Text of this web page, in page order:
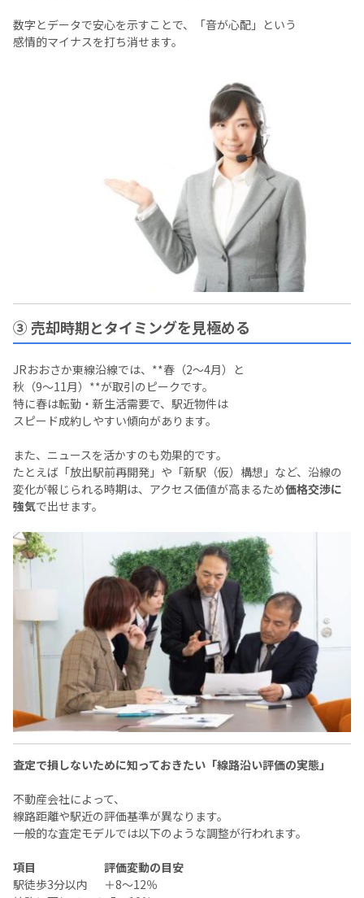
数字とデータで安心を示すことで、「音が心配」という
感情的マイナスを打ち消せます。
③ 売却時期とタイミングを見極める
JRおおさか東線沿線では、**春（2〜4月）と
秋（9〜11月）**が取引のピークです。
特に春は転勤・新生活需要で、駅近物件は
スピード成約しやすい傾向があります。
また、ニュースを活かすのも効果的です。
たとえば「放出駅前再開発」や「新駅（仮）構想」など、沿線の
変化が報じられる時期は、アクセス価値が高まるため価格交渉に
強気で出せます。
査定で損しないために知っておきたい「線路沿い評価の実態」
不動産会社によって、
線路距離や駅近の評価基準が異なります。
一般的な査定モデルでは以下のような調整が行われます。
項目
評価変動の目安
駅徒歩3分以内
＋8〜12％